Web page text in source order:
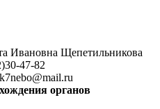
Ивановна Щепетильникова
47-82
органов